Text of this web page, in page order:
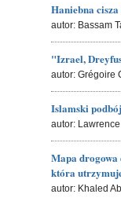
Haniebna
autor: Bassam
"Izrael,
autor: Grégoire
Islamski
autor:
Mapa
która
autor: Khaled